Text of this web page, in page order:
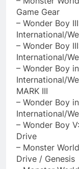
Game Gear
– Wonder Boy
International/
– Wonder Boy
International/
– Wonder Boy
International/
MARK III
– Wonder Boy
International/
– Wonder Boy
Drive
– Monster
Drive / Genesis